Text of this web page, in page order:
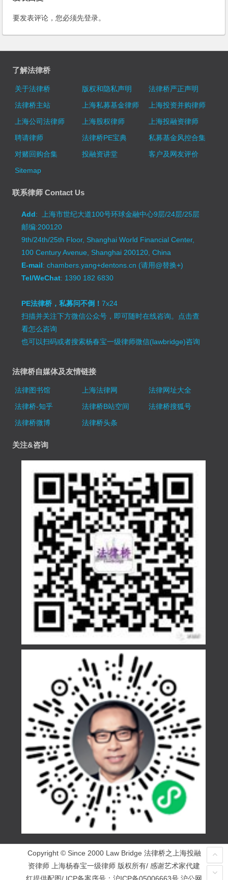
要发表评论，您必须先登录。
了解法律桥
关于法律桥 版权和隐私声明
法律桥严正声明
法律桥主站
上海私募基金律师
上海投资并购律师
上海公司法律师
上海股权律师
上海投融资律师
聘请律师
法律桥PE宝典
私募基金风控合集
对赌回购合集
投融资讲堂
客户及网友评价
Sitemap
联系律师 Contact Us
Add: 上海市世纪大道100号环球金融中心9层/24层/25层
邮编:200120
9th/24th/25th Floor, Shanghai World Financial Center,
100 Century Avenue, Shanghai 200120, China
E-mail: chambers.yang+dentons.cn (请用@替换+)
Tel/WeChat: 1390 182 6830
PE法律桥，私募问不倒！7x24
扫描并关注下方微信公众号，即可随时在线咨询。 点击查
看怎么咨询
也可以扫码或者搜索杨春宝一级律师微信(lawbridge)咨询
法律桥自媒体及友情链接
法律图书馆 上海法律网
法律网址大全
法律桥-知乎
法律桥B站空间
法律桥搜狐号
法律桥微博
法律桥头条
关注&咨询
Copyright © Since 2000 Law Bridge 法律桥之上海投融
资律师 上海杨春宝一级律师 版权所有/ 感谢艺术家代建